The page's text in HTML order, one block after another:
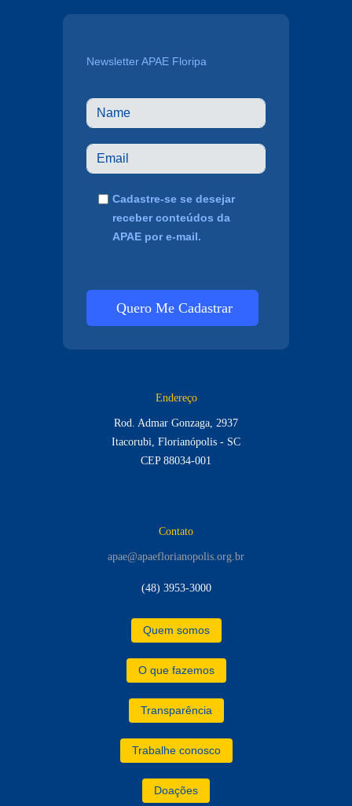
Newsletter APAE Floripa
Cadastre-se se desejar
receber conteúdos da
APAE por e-mail.
Quero Me Cadastrar
Endereço
Rod. Admar Gonzaga, 2937
Itacorubi, Florianópolis - SC
CEP 88034-001
Contato
apae@apaeflorianopolis.org.br
(48) 3953-3000
Quem somos
O que fazemos
Transparência
Trabalhe conosco
Doações